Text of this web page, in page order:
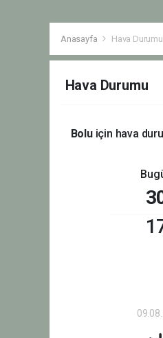
Anasayfa Hava Durumu
Hava Durumu
Boluiçin hava